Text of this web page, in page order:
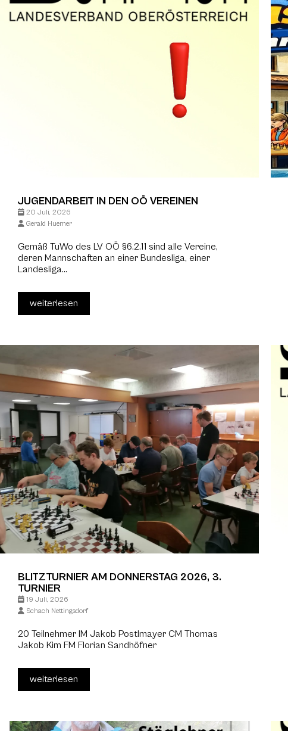
JUGENDARBEIT IN DEN OÖ VEREINEN
20 Juli, 2026
Gerald Huemer
Gemäß TuWo des LV OÖ §6.2.11 sind alle Vereine,
deren Mannschaften an einer Bundesliga, einer
Landesliga...
weiterlesen
BLITZTURNIER AM DONNERSTAG 2026, 3.
TURNIER
19 Juli, 2026
Schach Nettingsdorf
20 Teilnehmer IM Jakob Postlmayer CM Thomas
Jakob Kim FM Florian Sandhöfner
weiterlesen